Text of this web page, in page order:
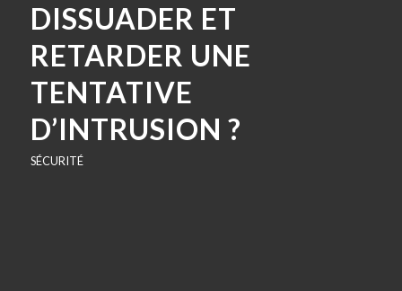
DISSUADER ET
RETARDER UNE
TENTATIVE
D’INTRUSION ?
SÉCURITÉ